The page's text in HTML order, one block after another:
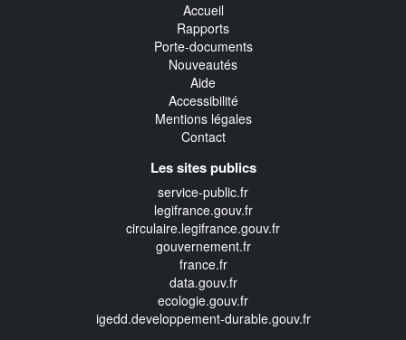
Accueil
Rapports
Porte-documents
Nouveautés
Aide
Accessibilité
Mentions légales
Contact
Les sites publics
service-public.fr
legifrance.gouv.fr
circulaire.legifrance.gouv.fr
gouvernement.fr
france.fr
data.gouv.fr
ecologie.gouv.fr
igedd.developpement-durable.gouv.fr